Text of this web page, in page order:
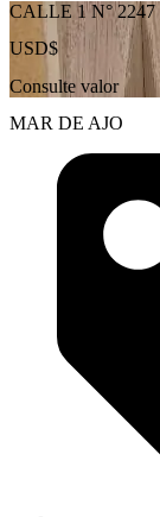
CALLE 1 N°
USD$
Consulte valor
MAR DE AJO